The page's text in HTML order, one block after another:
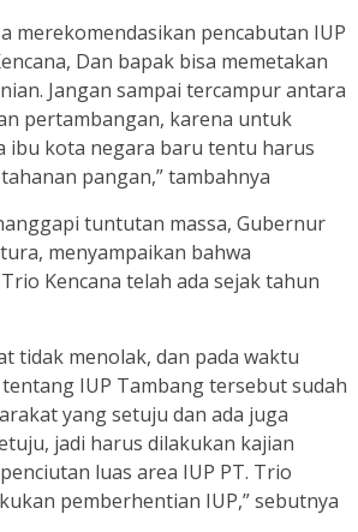
merekomendasikan pencabutan IUP
Dan bapak bisa memetakan
Jangan sampai tercampur antara
pertambangan, karena untuk
ibu kota negara baru tentu harus
pangan,” tambahnya
tuntutan massa, Gubernur
menyampaikan bahwa
Kencana telah ada sejak tahun
tidak menolak, dan pada waktu
IUP Tambang tersebut sudah
yang setuju dan ada juga
jadi harus dilakukan kajian
luas area IUP PT. Trio
pemberhentian IUP,” sebutnya